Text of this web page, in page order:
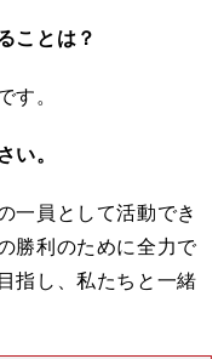
ことは？
す。
。
一員として活動でき
勝利のために全力で
指し、私たちと一緒